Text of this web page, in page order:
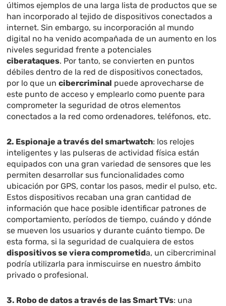
últimos ejemplos de una larga lista de productos que se
han incorporado al tejido de dispositivos conectados a
internet. Sin embargo, su incorporación al mundo
digital no ha venido acompañada de un aumento en los
niveles seguridad frente a potenciales
ciberataques. Por tanto, se convierten en puntos
débiles dentro de la red de dispositivos conectados,
por lo que uncibercriminal puede aprovecharse de
este punto de acceso y emplearlo como puente para
comprometer la seguridad de otros elementos
conectados a la red como ordenadores, teléfonos, etc.
2. Espionaje a través del smartwatch: los relojes
inteligentes y las pulseras de actividad física están
equipados con una gran variedad de sensores que les
permiten desarrollar sus funcionalidades como
ubicación por GPS, contar los pasos, medir el pulso, etc.
Estos dispositivos recaban una gran cantidad de
información que hace posible identificar patrones de
comportamiento, períodos de tiempo, cuándo y dónde
se mueven los usuarios y durante cuánto tiempo. De
esta forma, si la seguridad de cualquiera de estos
dispositivos se vieracomprometida, un cibercriminal
podría utilizarla para inmiscuirse en nuestro ámbito
privado o profesional.
3. Robo de datos a través de las Smart TVs: una